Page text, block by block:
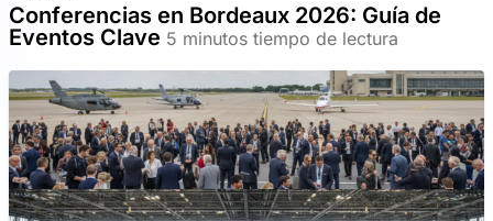
Conferencias en Bordeaux 2026: Guía de
Eventos Clave 5 minutos tiempo de lectura